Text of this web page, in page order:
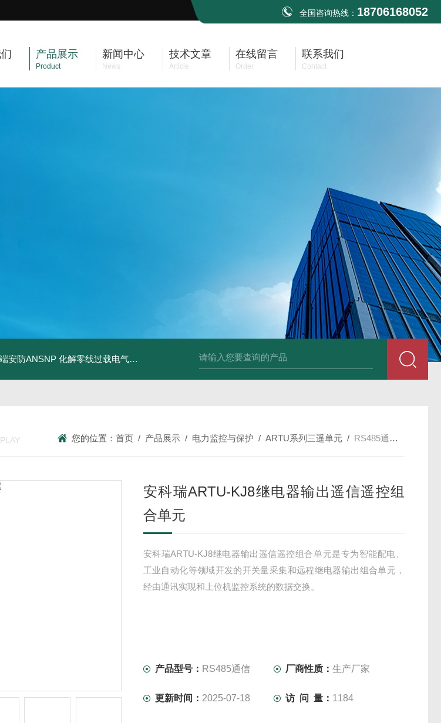
全国咨询热线： 18706168052
产品展示
Product
新闻中心
News
技术文章
Article
在线留言
Order
联系我们
Contact
防ANSNP 化解零线过载电气隐患案例 ANSNP70-0.4/B终端安防ANSNP 化解零线过载电气隐患 数据冻结
您的位置：首页 / 产品展示 / 电力监控与保护 /ARTU系列三遥单元 / RS485通信安科瑞ARTU-KJ8继电器输出遥信遥控组合单元
安科瑞ARTU-KJ8继电器输出遥信遥控组
合单元
安科瑞ARTU-KJ8继电器输出遥信遥控组合单元是专为智能配电、
工业自动化等领域开发的开关量采集和远程继电器输出组合单元，
经由通讯实现和上位机监控系统的数据交换。
产品型号： RS485通信 厂商性质：生产厂家
更新时间： 2025-07-18 访 问 量： 1184